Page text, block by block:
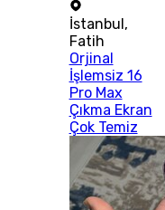
İstanbul ,
Fatih
Orjinal
İşlemsiz 16
Pro Max
Çıkma Ekran
Çok Temiz